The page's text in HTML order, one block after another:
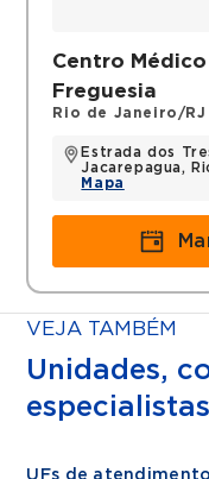
Centro
Freguesia
Rio de Janeiro/RJ
Estrada dos
Jacarepagua,
Mapa
VEJA TAMBÉM
Unidades,
UFs de atendimento